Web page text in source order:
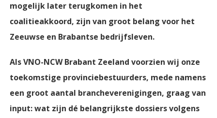
mogelijk later terugkomen in het
coalitieakkoord, zijn van groot belang voor het
Zeeuwse en Brabantse bedrijfsleven.
Als VNO-NCW Brabant Zeeland voorzien wij onze
toekomstige provinciebestuurders, mede namens
een groot aantal brancheverenigingen, graag van
input: wat zijn dé belangrijkste dossiers volgens